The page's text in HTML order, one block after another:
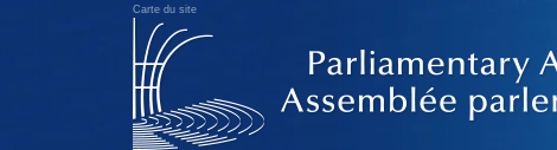
Carte du site